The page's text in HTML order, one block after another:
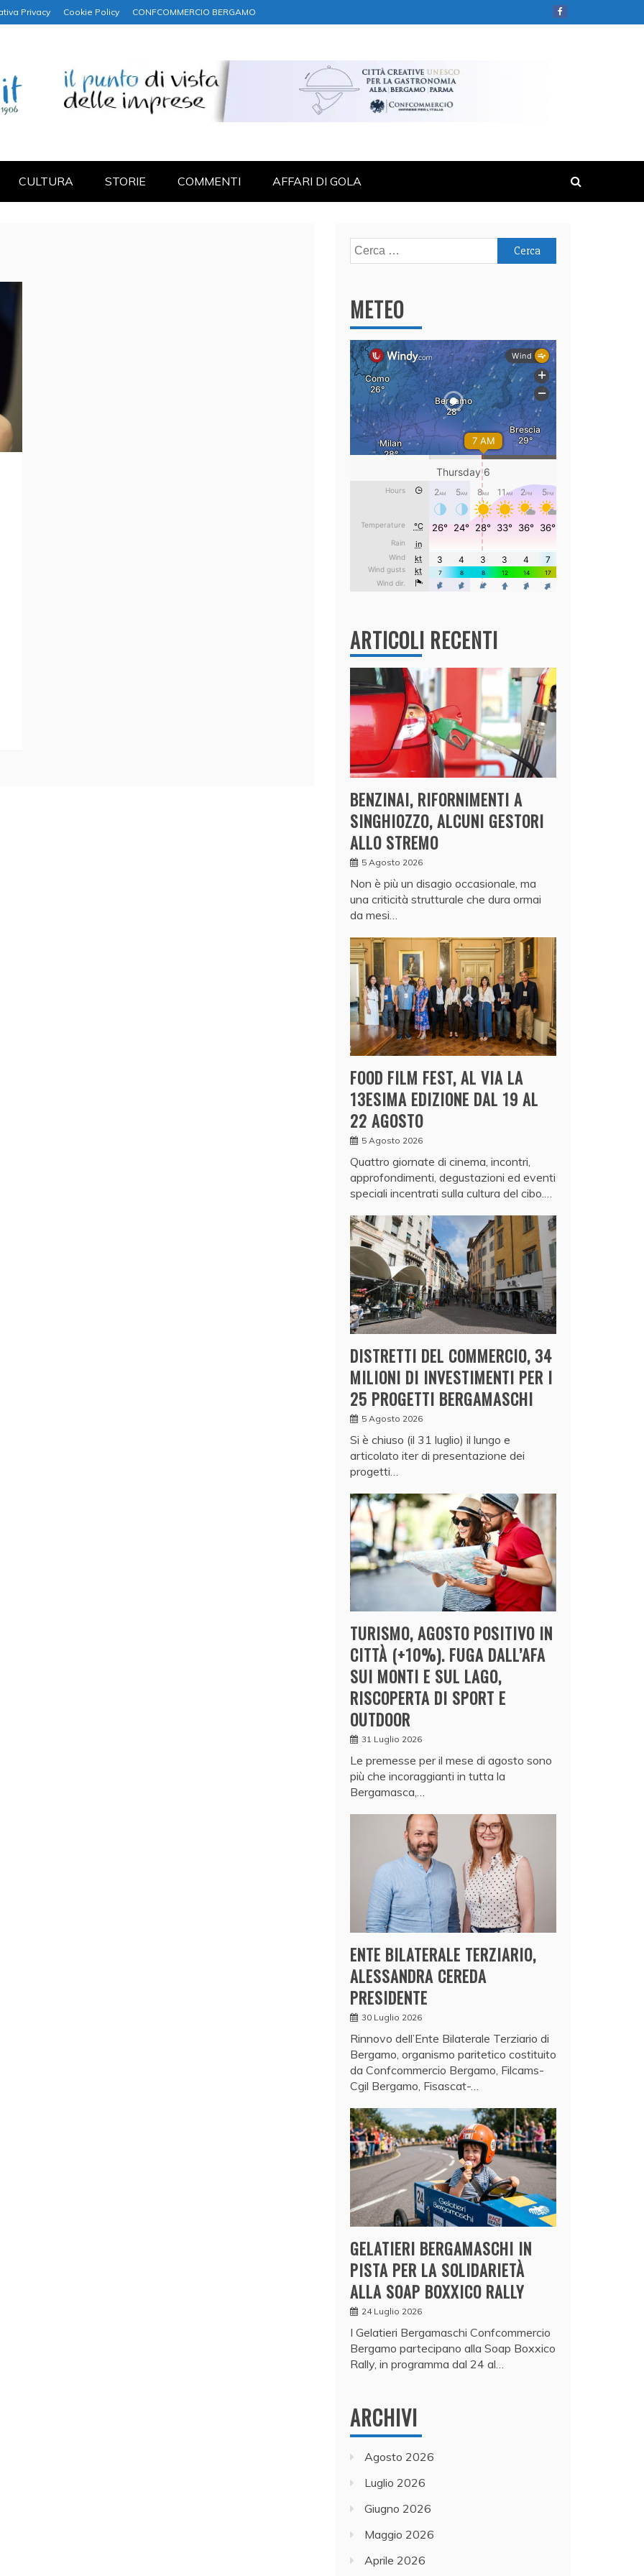
Privacy Cookie Policy CONFCOMMERCIO BERGAMO
CULTURA STORIE COMMENTI AFFARI DI GOLA
Ricerca
per:
METEO
ARTICOLI RECENTI
BENZINAI, RIFORNIMENTI A
SINGHIOZZO, ALCUNI GESTORI
ALLO STREMO
5 Agosto 2026
Non è più un disagio occasionale, ma
una criticità strutturale che dura ormai
da mesi…
FOOD FILM FEST, AL VIA LA
13ESIMA EDIZIONE DAL 19 AL
22 AGOSTO
5 Agosto 2026
Quattro giornate di cinema, incontri,
approfondimenti, degustazioni ed eventi
speciali incentrati sulla cultura del cibo.…
DISTRETTI DEL COMMERCIO, 34
MILIONI DI INVESTIMENTI PER I
25 PROGETTI BERGAMASCHI
5 Agosto 2026
Si è chiuso (il 31 luglio) il lungo e
articolato iter di presentazione dei
progetti…
TURISMO, AGOSTO POSITIVO IN
CITTÀ (+10%). FUGA DALL’AFA
SUI MONTI E SUL LAGO,
RISCOPERTA DI SPORT E
OUTDOOR
31 Luglio 2026
Le premesse per il mese di agosto sono
più che incoraggianti in tutta la
Bergamasca,…
ENTE BILATERALE TERZIARIO,
ALESSANDRA CEREDA
PRESIDENTE
30 Luglio 2026
Rinnovo dell’Ente Bilaterale Terziario di
Bergamo, organismo paritetico costituito
da Confcommercio Bergamo, Filcams-
Cgil Bergamo, Fisascat-…
GELATIERI BERGAMASCHI IN
PISTA PER LA SOLIDARIETÀ
ALLA SOAP BOXXICO RALLY
24 Luglio 2026
I Gelatieri Bergamaschi Confcommercio
Bergamo partecipano alla Soap Boxxico
Rally, in programma dal 24 al…
ARCHIVI
Agosto 2026
Luglio 2026
Giugno 2026
Maggio 2026
Aprile 2026